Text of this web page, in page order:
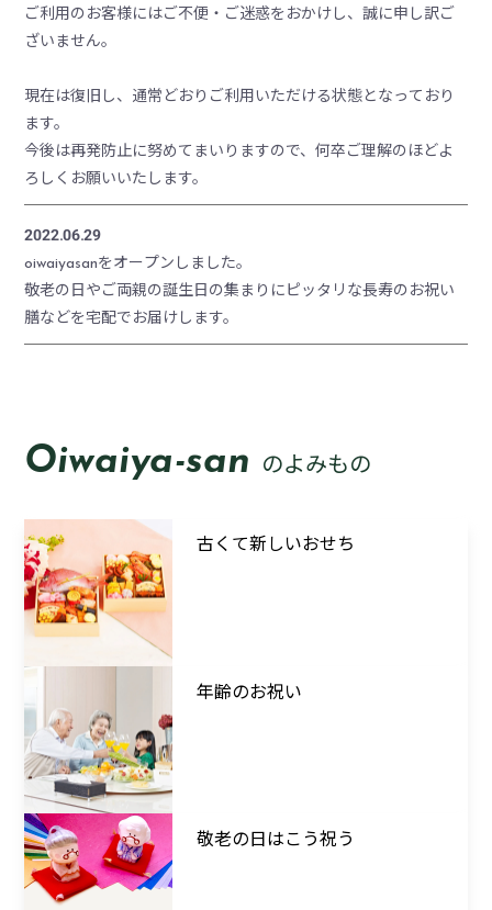
ご利用のお客様にはご不便・ご迷惑をおかけし、誠に申し訳ご
ざいません。
現在は復旧し、通常どおりご利用いただける状態となっており
ます。
今後は再発防止に努めてまいりますので、何卒ご理解のほどよ
ろしくお願いいたします。
2022.06.29
oiwaiyasanをオープンしました。
敬老の日やご両親の誕生日の集まりにピッタリな長寿のお祝い
膳などを宅配でお届けします。
Oiwaiya-san のよみもの
古くて新しいおせち
年齢のお祝い
敬老の日はこう祝う